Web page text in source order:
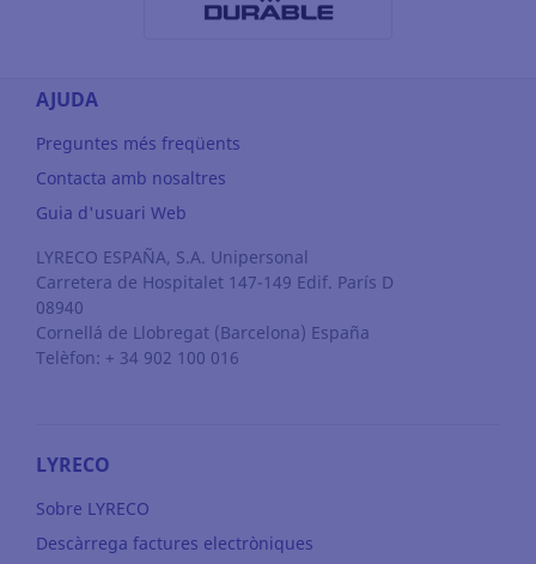
AJUDA
Preguntes més freqüents
Contacta amb nosaltres
Guia d'usuari Web
LYRECO ESPAÑA, S.A. Unipersonal
Carretera de Hospitalet 147-149 Edif. París D
08940
Cornellá de Llobregat (Barcelona) España
Telèfon: + 34 902 100 016
LYRECO
Sobre LYRECO
Descàrrega factures electròniques